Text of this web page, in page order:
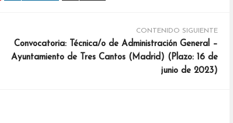
CONTENIDO SIGUIENTE
Convocatoria: Técnica/o de Administración General –
Ayuntamiento de Tres Cantos (Madrid) (Plazo: 16 de
junio de 2023)